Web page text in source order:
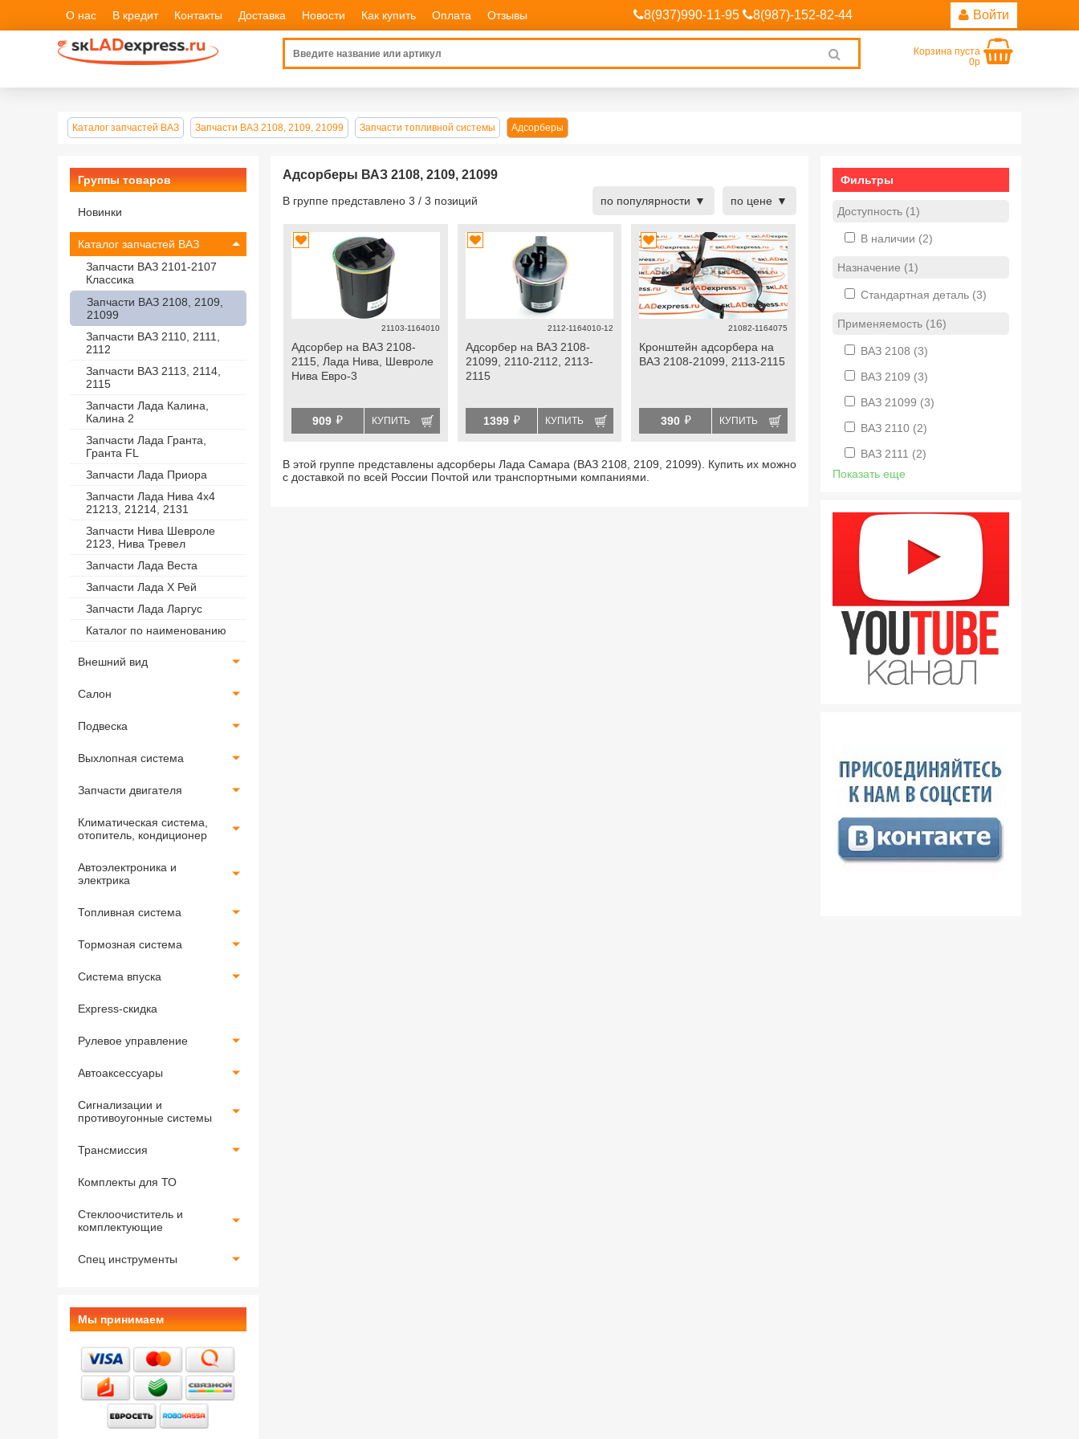
О нас В кредит Контакты Доставка Новости Как купить Оплата Отзывы 8(937)990-11-95 8(987)-152-82-44 Войти
search
Корзина пуста
0р
Каталог запчастей ВАЗ Запчасти ВАЗ 2108, 2109, 21099 Запчасти топливной системы Адсорберы
Группы товаров
Новинки
Каталог запчастей ВАЗ
Запчасти ВАЗ 2101-2107
Классика
Запчасти ВАЗ 2108, 2109,
21099
Запчасти ВАЗ 2110, 2111,
2112
Запчасти ВАЗ 2113, 2114,
2115
Запчасти Лада Калина,
Калина 2
Запчасти Лада Гранта,
Гранта FL
Запчасти Лада Приора
Запчасти Лада Нива 4х4
21213, 21214, 2131
Запчасти Нива Шевроле
2123, Нива Тревел
Запчасти Лада Веста
Запчасти Лада Х Рей
Запчасти Лада Ларгус
Каталог по наименованию
Внешний вид
Салон
Подвеска
Выхлопная система
Запчасти двигателя
Климатическая система,
отопитель, кондиционер
Автоэлектроника и
электрика
Топливная система
Тормозная система
Система впуска
Express-скидка
Рулевое управление
Автоаксессуары
Сигнализации и
противоугонные системы
Трансмиссия
Комплекты для ТО
Стеклоочиститель и
комплектующие
Спец инструменты
Мы принимаем
Адсорберы ВАЗ 2108, 2109, 21099
В группе представлено 3 / 3 позиций по популярности по цене
21103-1164010
Адсорбер на ВАЗ 2108-
2115, Лада Нива, Шевроле
Нива Евро-3
909 й КУПИТЬ
2112-1164010-12
Адсорбер на ВАЗ 2108-
21099, 2110-2112, 2113-
2115
1399 й КУПИТЬ
21082-1164075
Кронштейн адсорбера на
ВАЗ 2108-21099, 2113-2115
390 й КУПИТЬ
В этой группе представлены адсорберы Лада Самара (ВАЗ 2108, 2109, 21099). Купить их можно
с доставкой по всей России Почтой или транспортными компаниями.
Фильтры
Доступность (1)
В наличии (2)
Назначение (1)
Стандартная деталь (3)
Применяемость (16)
ВАЗ 2108 (3)
ВАЗ 2109 (3)
ВАЗ 21099 (3)
ВАЗ 2110 (2)
ВАЗ 2111 (2)
Показать еще